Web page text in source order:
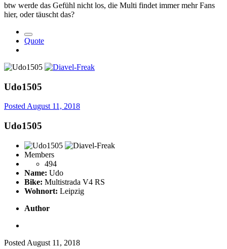
btw werde das Gefühl nicht los, die Multi findet immer mehr Fans
hier, oder täuscht das?
Quote
Udo1505
Posted August 11, 2018
Udo1505
Members
494
Name: Udo
Bike: Multistrada V4 RS
Wohnort: Leipzig
Author
Posted August 11, 2018